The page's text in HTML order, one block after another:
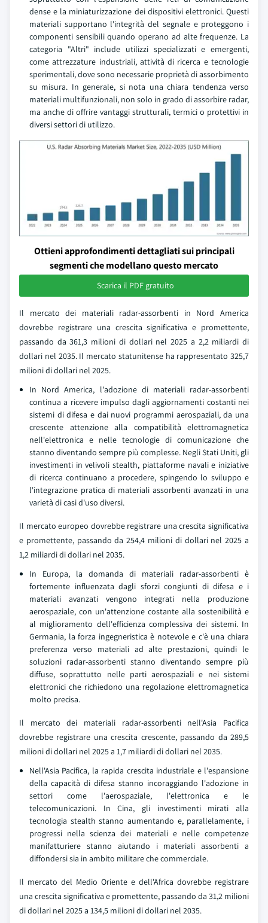
dense e la miniaturizzazione dei dispositivi elettronici. Questi
materiali supportano l'integrità del segnale e proteggono i
componenti sensibili quando operano ad alte frequenze. La
categoria "Altri" include utilizzi specializzati e emergenti,
come attrezzature industriali, attività di ricerca e tecnologie
sperimentali, dove sono necessarie proprietà di assorbimento
su misura. In generale, si nota una chiara tendenza verso
materiali multifunzionali, non solo in grado di assorbire radar,
ma anche di offrire vantaggi strutturali, termici o protettivi in
diversi settori di utilizzo.
Ottieni approfondimenti dettagliati sui principali
segmenti che modellano questo mercato
Scarica il PDF gratuito
Il mercato dei materiali radar-assorbenti in Nord America
dovrebbe registrare una crescita significativa e promettente,
passando da 361,3 milioni di dollari nel 2025 a 2,2 miliardi di
dollari nel 2035. Il mercato statunitense ha rappresentato 325,7
milioni di dollari nel 2025.
In Nord America, l'adozione di materiali radar-assorbenti
continua a ricevere impulso dagli aggiornamenti costanti nei
sistemi di difesa e dai nuovi programmi aerospaziali, da una
crescente attenzione alla compatibilità elettromagnetica
nell'elettronica e nelle tecnologie di comunicazione che
stanno diventando sempre più complesse. Negli Stati Uniti, gli
investimenti in velivoli stealth, piattaforme navali e iniziative
di ricerca continuano a procedere, spingendo lo sviluppo e
l'integrazione pratica di materiali assorbenti avanzati in una
varietà di casi d'uso diversi.
Il mercato europeo dovrebbe registrare una crescita significativa
e promettente, passando da 254,4 milioni di dollari nel 2025 a
1,2 miliardi di dollari nel 2035.
In Europa, la domanda di materiali radar-assorbenti è
fortemente influenzata dagli sforzi congiunti di difesa e i
materiali avanzati vengono integrati nella produzione
aerospaziale, con un'attenzione costante alla sostenibilità e
al miglioramento dell'efficienza complessiva dei sistemi. In
Germania, la forza ingegneristica è notevole e c'è una chiara
preferenza verso materiali ad alte prestazioni, quindi le
soluzioni radar-assorbenti stanno diventando sempre più
diffuse, soprattutto nelle parti aerospaziali e nei sistemi
elettronici che richiedono una regolazione elettromagnetica
molto precisa.
Il mercato dei materiali radar-assorbenti nell'Asia Pacifica
dovrebbe registrare una crescita crescente, passando da 289,5
milioni di dollari nel 2025 a 1,7 miliardi di dollari nel 2035.
Nell'Asia Pacifica, la rapida crescita industriale e l'espansione
della capacità di difesa stanno incoraggiando l'adozione in
settori come l'aerospaziale, l'elettronica e le
telecomunicazioni. In Cina, gli investimenti mirati alla
tecnologia stealth stanno aumentando e, parallelamente, i
progressi nella scienza dei materiali e nelle competenze
manifatturiere stanno aiutando i materiali assorbenti a
diffondersi sia in ambito militare che commerciale.
Il mercato del Medio Oriente e dell'Africa dovrebbe registrare
una crescita significativa e promettente, passando da 31,2 milioni
di dollari nel 2025 a 134,5 milioni di dollari nel 2035.